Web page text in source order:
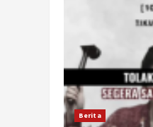
Berita